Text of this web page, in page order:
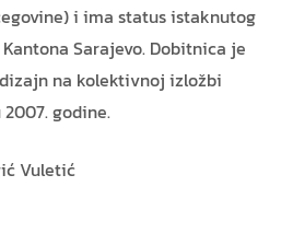
i ima status istaknutog
Sarajevo. Dobitnica je
na kolektivnoj izložbi
godine.
Vuletić